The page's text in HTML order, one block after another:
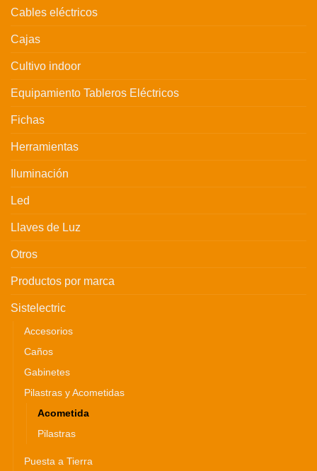
Cables eléctricos
Cajas
Cultivo indoor
Equipamiento Tableros Eléctricos
Fichas
Herramientas
Iluminación
Led
Llaves de Luz
Otros
Productos por marca
Sistelectric
Accesorios
Caños
Gabinetes
Pilastras y Acometidas
Acometida
Pilastras
Puesta a Tierra